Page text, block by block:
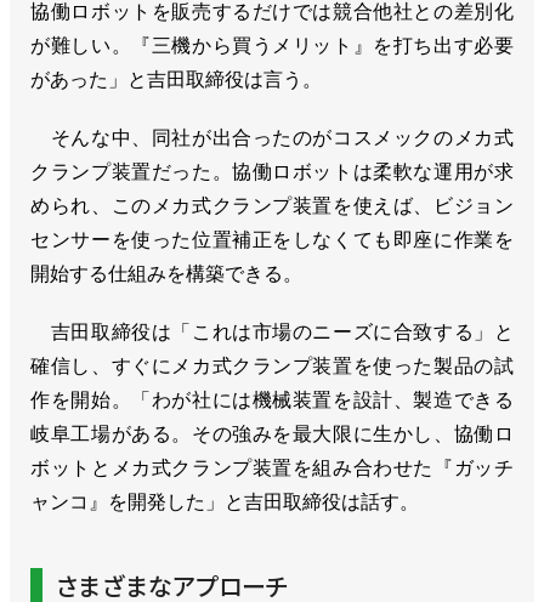
協働ロボットを販売するだけでは競合他社との差別化
が難しい。『三機から買うメリット』を打ち出す必要
があった」と吉田取締役は言う。
そんな中、同社が出合ったのがコスメックのメカ式
クランプ装置だった。協働ロボットは柔軟な運用が求
められ、このメカ式クランプ装置を使えば、ビジョン
センサーを使った位置補正をしなくても即座に作業を
開始する仕組みを構築できる。
吉田取締役は「これは市場のニーズに合致する」と
確信し、すぐにメカ式クランプ装置を使った製品の試
作を開始。「わが社には機械装置を設計、製造できる
岐阜工場がある。その強みを最大限に生かし、協働ロ
ボットとメカ式クランプ装置を組み合わせた『ガッチ
ャンコ』を開発した」と吉田取締役は話す。
さまざまなアプローチ